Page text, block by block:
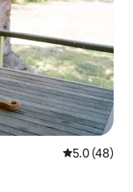
Calificación
5.0 (48)